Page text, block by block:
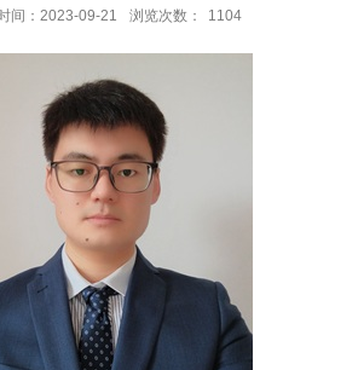
间：2023-09-21 浏览次数： 1104